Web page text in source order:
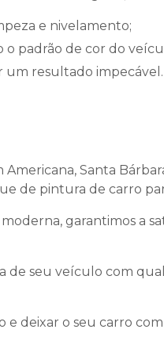
e nivelamento;
o padrão de cor do
um resultado impecável.
Santa
de pintura de carro
garantimos a
de seu veículo com
deixar o seu carro